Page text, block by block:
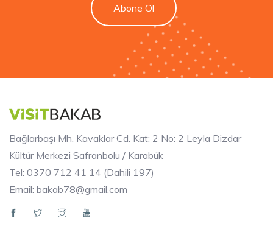
Abone Ol
Bağlarbaşı Mh. Kavaklar Cd. Kat: 2 No: 2 Leyla Dizdar
Kültür Merkezi Safranbolu / Karabük
Tel: 0370 712 41 14 (Dahili 197)
Email: bakab78@gmail.com